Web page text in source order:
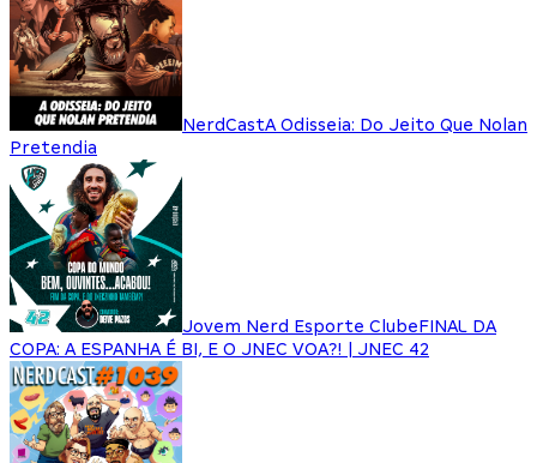
NerdCastA Odisseia: Do Jeito Que Nolan
Pretendia
Jovem Nerd Esporte ClubeFINAL DA
COPA: A ESPANHA É BI, E O JNEC VOA?! | JNEC 42